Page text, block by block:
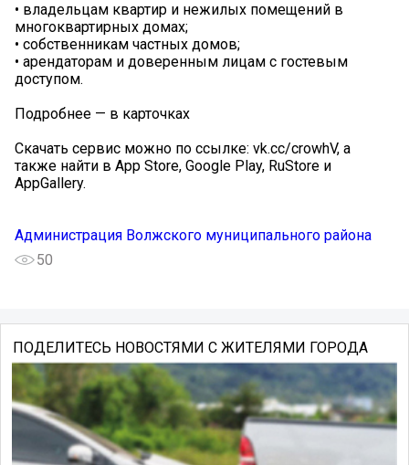
• владельцам квартир и нежилых помещений в
многоквартирных домах;
• собственникам частных домов;
• арендаторам и доверенным лицам с гостевым
доступом.
Подробнее — в карточках
Скачать сервис можно по ссылке: vk.cc/crowhV, а
также найти в App Store, Google Play, RuStore и
AppGallery.
Администрация Волжского муниципального района
50
ПОДЕЛИТЕСЬ НОВОСТЯМИ С ЖИТЕЛЯМИ ГОРОДА